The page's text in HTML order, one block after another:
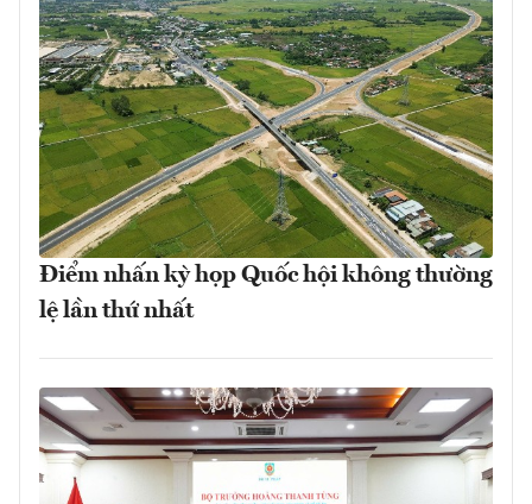
Điểm nhấn kỳ họp Quốc hội không thường
lệ lần thứ nhất